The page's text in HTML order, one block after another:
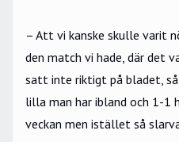
– Att vi kanske skulle varit
den match vi hade, där det
satt inte riktigt på bladet,
lilla man har ibland och 1-1
veckan men istället så